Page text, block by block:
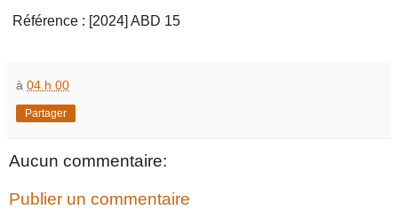
Référence : [2024] ABD 15
à 04 h 00
Partager
Aucun commentaire:
Publier un commentaire